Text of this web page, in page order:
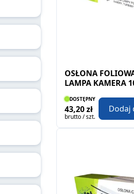
OSŁONA
LAMPA KAMERA
DOSTĘPNY
43,20 zł
brutto / szt.
Dodaj